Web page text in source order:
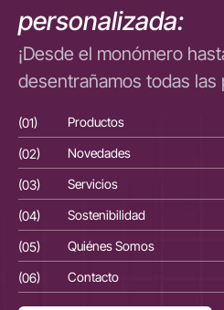
personalizada:
¡Desde el monómero
desentrañamos todas las
(01) Productos
(02)
Novedades
(03)
Servicios
(04)
Sostenibilidad
(05)
Quiénes Somos
(06)
Contacto